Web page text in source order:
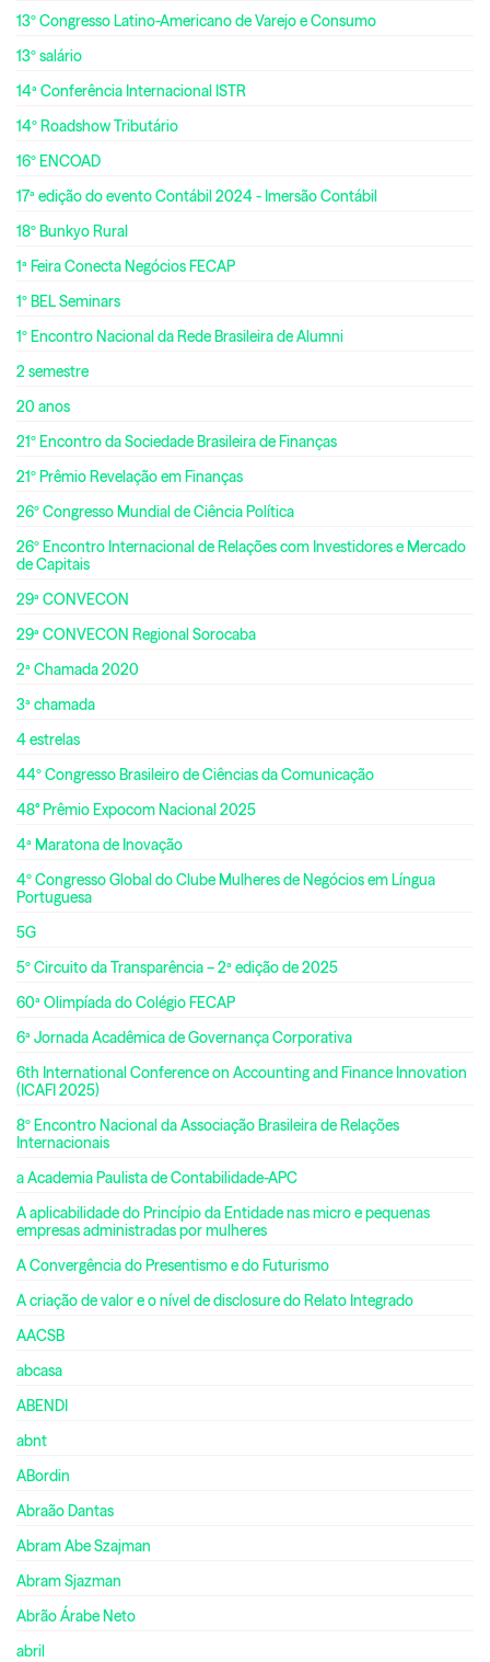
13º Congresso Latino-Americano de Varejo e Consumo
13º salário
14ª Conferência Internacional ISTR
14º Roadshow Tributário
16º ENCOAD
17ª edição do evento Contábil 2024 - Imersão Contábil
18º Bunkyo Rural
1ª Feira Conecta Negócios FECAP
1º BEL Seminars
1º Encontro Nacional da Rede Brasileira de Alumni
2 semestre
20 anos
21º Encontro da Sociedade Brasileira de Finanças
21º Prêmio Revelação em Finanças
26º Congresso Mundial de Ciência Política
26º Encontro Internacional de Relações com Investidores e Mercado
de Capitais
29ª CONVECON
29ª CONVECON Regional Sorocaba
2ª Chamada 2020
3ª chamada
4 estrelas
44º Congresso Brasileiro de Ciências da Comunicação
48° Prêmio Expocom Nacional 2025
4ª Maratona de Inovação
4º Congresso Global do Clube Mulheres de Negócios em Língua
Portuguesa
5G
5º Circuito da Transparência – 2ª edição de 2025
60ª Olimpíada do Colégio FECAP
6ª Jornada Acadêmica de Governança Corporativa
6th International Conference on Accounting and Finance Innovation
(ICAFI 2025)
8º Encontro Nacional da Associação Brasileira de Relações
Internacionais
a Academia Paulista de Contabilidade-APC
A aplicabilidade do Princípio da Entidade nas micro e pequenas
empresas administradas por mulheres
A Convergência do Presentismo e do Futurismo
A criação de valor e o nível de disclosure do Relato Integrado
AACSB
abcasa
ABENDI
abnt
ABordin
Abraão Dantas
Abram Abe Szajman
Abram Sjazman
Abrão Árabe Neto
abril